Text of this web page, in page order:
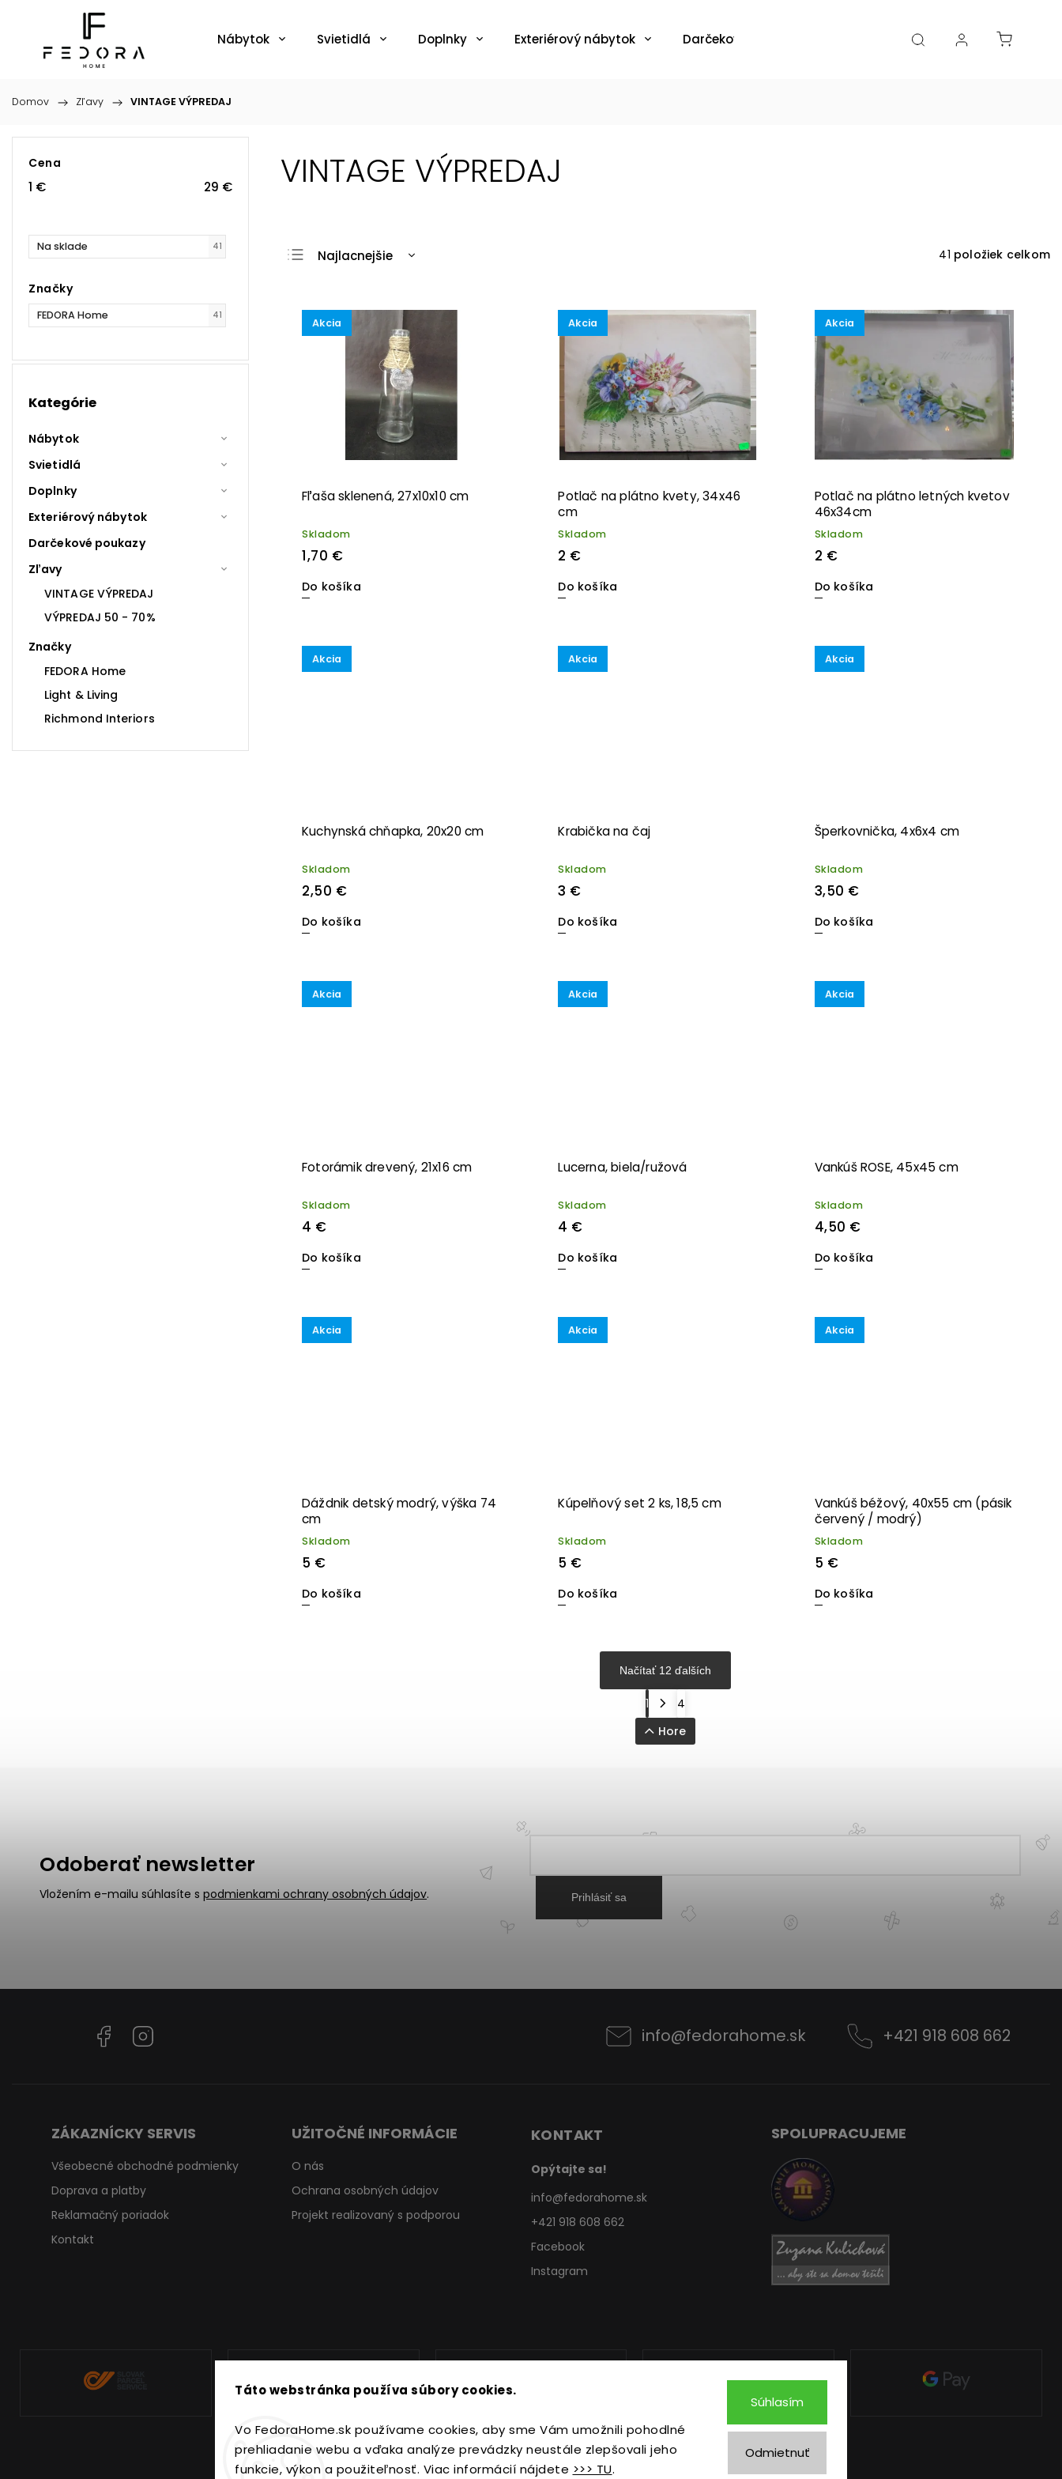
Táto webstránka používa súbory cookies.
Vo FedoraHome.sk používame cookies, aby sme Vám umožnili pohodlné
prehliadanie webu a vďaka analýze prevádzky neustále zlepšovali jeho
funkcie, výkon a použiteľnosť. Viac informácií nájdete >>> TU.
Odmietnuť
Súhlasím
Nábytok Svietidlá Doplnky Exteriérový nábytok Darčekové poukazy Katalógy Blogy
Domov / Zľavy / VINTAGE VÝPREDAJ
Cena
1 € 29 €
Na sklade 41
Značky
FEDORA Home 41
Kategórie
Nábytok
Svietidlá
Doplnky
Exteriérový nábytok
Darčekové poukazy
Zľavy
VINTAGE VÝPREDAJ
VÝPREDAJ 50 - 70%
Značky
FEDORA Home
Light & Living
Richmond Interiors
VINTAGE VÝPREDAJ
Najlacnejšie
Najpredávanejšie
Abecedne
41 položiek celkom
Akcia
Fľaša sklenená, 27x10x10 cm
Skladom
1,70 €
Do košíka
Akcia
Potlač na plátno kvety, 34x46
cm
Skladom
2 €
Do košíka
Akcia
Potlač na plátno letných kvetov
46x34cm
Skladom
2 €
Do košíka
Akcia
Kuchynská chňapka, 20x20 cm
Skladom
2,50 €
Do košíka
Akcia
Krabička na čaj
Skladom
3 €
Do košíka
Akcia
Šperkovnička, 4x6x4 cm
Skladom
3,50 €
Do košíka
Akcia
Fotorámik drevený, 21x16 cm
Skladom
4 €
Do košíka
Akcia
Lucerna, biela/ružová
Skladom
4 €
Do košíka
Akcia
Vankúš ROSE, 45x45 cm
Skladom
4,50 €
Do košíka
Akcia
Dáždnik detský modrý, výška 74
cm
Skladom
5 €
Do košíka
Akcia
Kúpelňový set 2 ks, 18,5 cm
Skladom
5 €
Do košíka
Akcia
Vankúš béžový, 40x55 cm (pásik
červený / modrý)
Skladom
5 €
Do košíka
Načítať 12 ďalších
1
4
Hore
Odoberať newsletter
Vložením e-mailu súhlasíte s podmienkami ochrany osobných údajov. Prihlásiť sa
Facebook info@fedorahome.sk +421 918 608 662
ZÁKAZNÍCKY SERVIS
Všeobecné obchodné podmienky
Doprava a platby
Reklamačný poriadok
Kontakt
UŽITOČNÉ INFORMÁCIE
O nás
Ochrana osobných údajov
Projekt realizovaný s podporou
KONTAKT
Opýtajte sa!
info@fedorahome.sk
+421 918 608 662
Facebook
Instagram
SPOLUPRACUJEME